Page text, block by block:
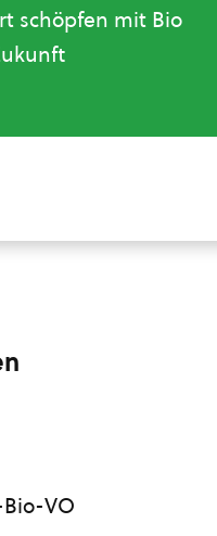
schöpfen mit Bio
Bio-VO